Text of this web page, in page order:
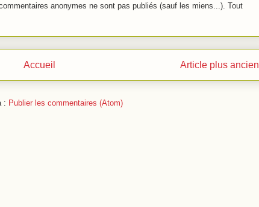
anonymes ne sont pas publiés (sauf les miens...). Tout
Article plus ancien
Accueil
: Publier les commentaires (Atom)